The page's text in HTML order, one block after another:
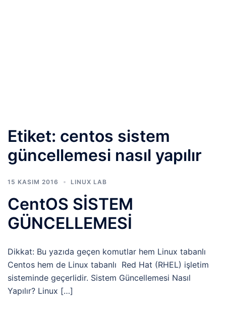
Etiket: centos sistem
güncellemesi nasıl yapılır
15 KASIM 2016 LINUX LAB
CentOS SİSTEM
GÜNCELLEMESİ
Dikkat: Bu yazıda geçen komutlar hem Linux tabanlı
Centos hem de Linux tabanlı Red Hat (RHEL) işletim
sisteminde geçerlidir. Sistem Güncellemesi Nasıl
Yapılır? Linux […]